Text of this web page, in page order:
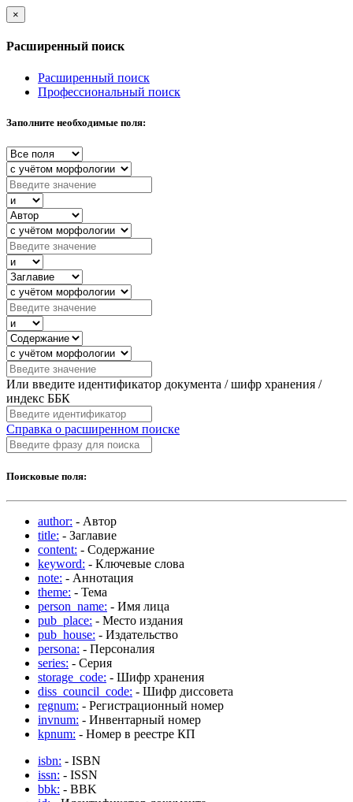
×
Расширенный поиск
Расширенный поиск
Профессиональный поиск
Заполните необходимые поля:
Или введите идентификатор документа / шифр хранения /
индекс ББК
Справка о расширенном поиске
Поисковые поля:
author: - Автор
title: - Заглавие
content: - Содержание
keyword: - Ключевые слова
note: - Аннотация
theme: - Тема
person_name: - Имя лица
pub_place: - Место издания
pub_house: - Издательство
persona: - Персоналия
series: - Серия
storage_code: - Шифр хранения
diss_council_code: - Шифр диссовета
regnum: - Регистрационный номер
invnum: - Инвентарный номер
kpnum: - Номер в реестре КП
isbn: - ISBN
issn: - ISSN
bbk: - BBK